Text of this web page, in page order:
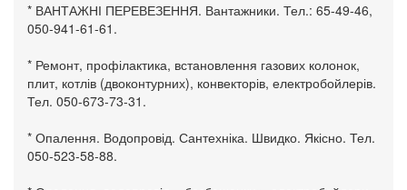
* ВАНТАЖНІ ПЕРЕВЕЗЕННЯ. Вантажники. Тел.: 65-49-46,
050-941-61-61.
* Ремонт, профілактика, встановлення газових колонок,
плит, котлів (двоконтурних), конвекторів, електробойлерів.
Тел. 050-673-73-31.
* Опалення. Водопровід. Сантехніка. Швидко. Якісно. Тел.
050-523-58-88.